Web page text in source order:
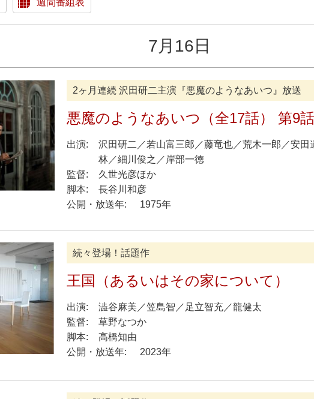
週間番組表
7月16日
2ヶ月連続 沢田研二主演『悪魔のようなあいつ』放送
悪魔のようなあいつ（全17話） 第9話
出演: 沢田研二 ／若山富三郎 ／藤竜也 ／荒木一郎 ／安田
林 ／細川俊之 ／ 岸部一徳
監督:
久世光彦ほか
脚本:
長谷川和彦
公開・放送年:
1975年
続々登場！話題作
王国（あるいはその家について）
出演: 澁谷麻美 ／笠島智 ／ 足立智充 ／龍健太
監督:
草野なつか
脚本:
高橋知由
公開・放送年:
2023年